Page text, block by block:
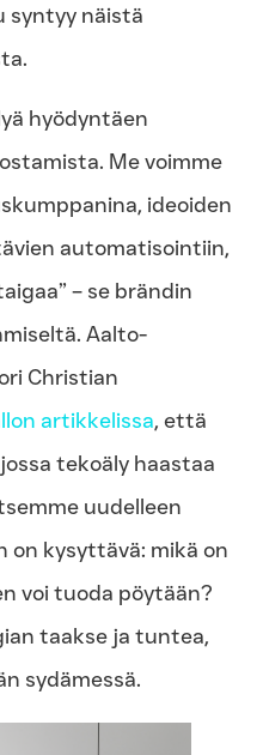
syntyy näistä
hyödyntäen
Me voimme
ideoiden
automatisointiin,
– se brändin
Aalto-
Christian
artikkelissa, että
tekoäly haastaa
uudelleen
on kysyttävä: mikä on
voi tuoda pöytään?
taakse ja tuntea,
sydämessä.